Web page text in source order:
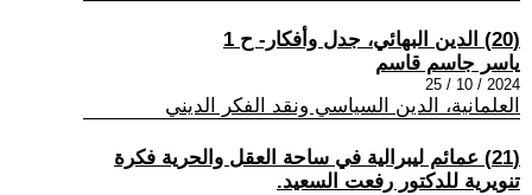
(20) الدين البهائي، جدل وأفكار- ح 1
ياسر جاسم قاسم
2024 / 10 / 25
العلمانية، الدين السياسي ونقد الفكر الديني
(21) عمائم ليبرالية في ساحة العقل والحرية فكرة
تنويرية للدكتور رفعت السعيد.